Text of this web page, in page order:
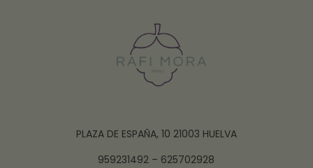
PLAZA DE ESPAÑA, 10 21003 HUELVA
959231492 – 625702928